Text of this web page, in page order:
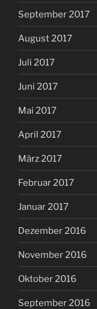
September 2017
August 2017
Juli 2017
Juni 2017
Mai 2017
April 2017
März 2017
Februar 2017
Januar 2017
Dezember 2016
November 2016
Oktober 2016
September 2016